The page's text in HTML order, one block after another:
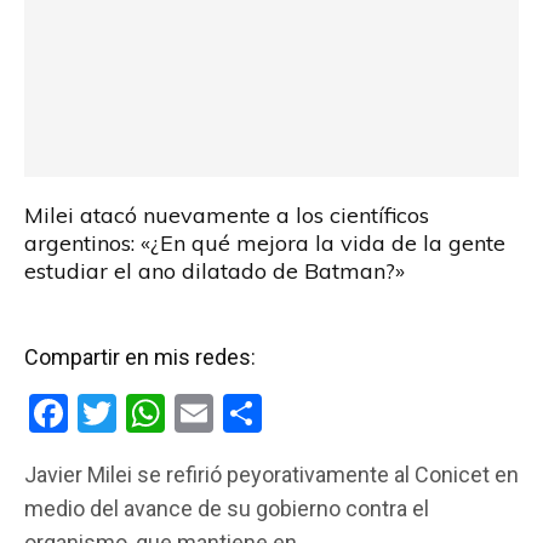
Milei atacó nuevamente a los científicos
argentinos: «¿En qué mejora la vida de la gente
estudiar el ano dilatado de Batman?»
Compartir en mis redes:
F
ce
b
T
tt
er
W
at
s
E
ail m
p
Javier Milei se refirió peyorativamente al Conicet en
medio del avance de su gobierno contra el